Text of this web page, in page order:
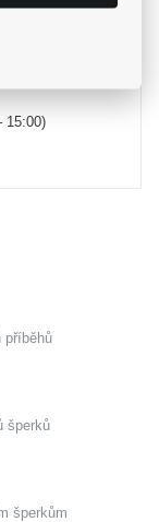
15:00)
příběhů
šperků
šperkům